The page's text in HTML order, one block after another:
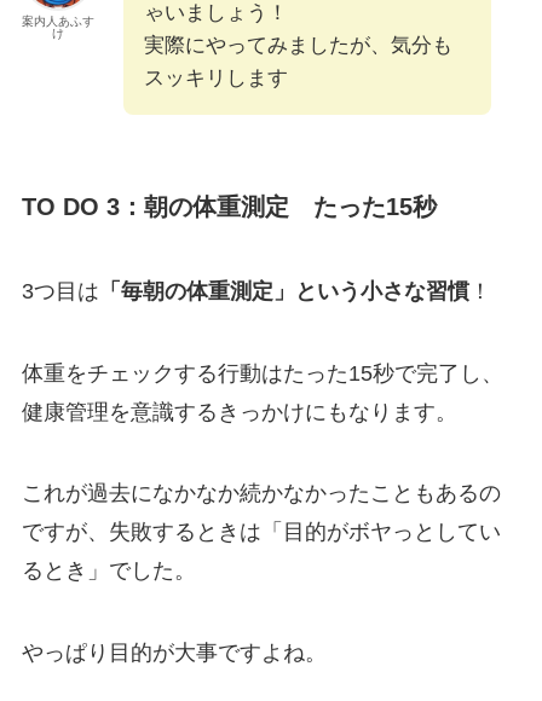
案内人あふす
け
ゃいましょう！
実際にやってみましたが、気分も
スッキリします
TO DO 3：朝の体重測定 たった15秒
3つ目は 「毎朝の体重測定」という小さな習慣！
体重をチェックする行動はたった15秒で完了し、
健康管理を意識するきっかけにもなります。
これが過去になかなか続かなかったこともあるの
ですが、失敗するときは「目的がボヤっとしてい
るとき」でした。
やっぱり目的が大事ですよね。